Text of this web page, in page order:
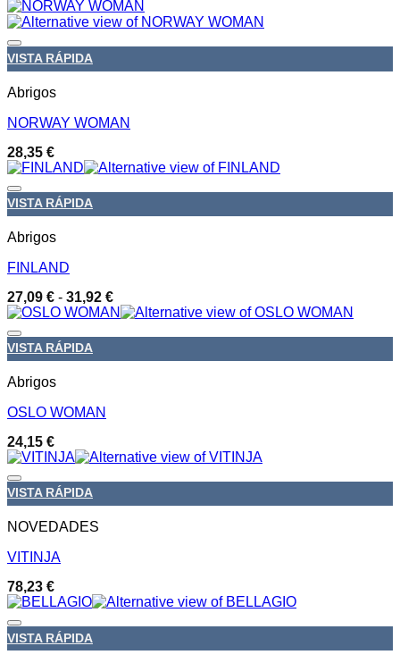
VISTA RÁPIDA
Abrigos
NORWAY WOMAN
28,35 €
VISTA RÁPIDA
Abrigos
FINLAND
27,09 € - 31,92 €Rango
de
desde
VISTA RÁPIDA
Abrigos
OSLO WOMAN
24,15 €
VISTA RÁPIDA
NOVEDADES
VITINJA
78,23 €
VISTA RÁPIDA